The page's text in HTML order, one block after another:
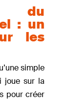
du
: un
les
simple
joue sur la
pour créer